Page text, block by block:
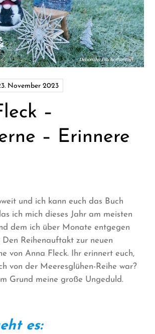
–
– Erinnere
und ich kann euch das Buch
ich mich dieses Jahr am meisten
dem ich über Monate entgegen
Reihenauftakt zur neuen
von Anna Fleck. Ihr erinnert euch,
von der Meeresglühen-Reihe war?
Grund meine große Ungeduld.
es: